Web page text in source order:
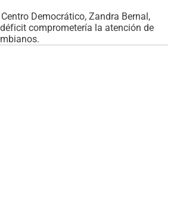
Democrático, Zandra Bernal,
comprometería la atención de